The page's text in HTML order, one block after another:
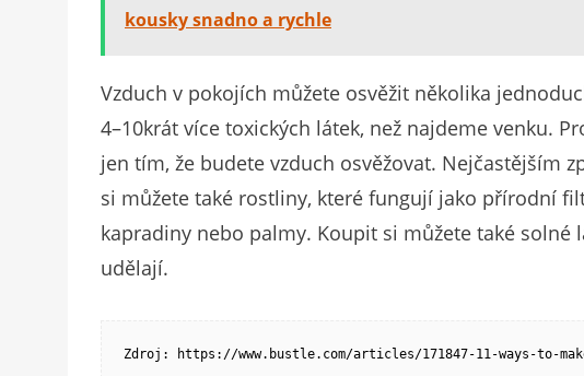
kousky snadno a rychle
Vzduch v pokojích můžete osvěžit několika
4–‍10krát více toxických látek, než najdeme venku.
jen tím, že budete vzduch osvěžovat. Nejčastějším
si můžete také rostliny, které fungují jako přírodní
kapradiny nebo palmy. Koupit si můžete také solné
udělají.
Zdroj: https://www.bustle.com/articles/171847-11-ways-to-